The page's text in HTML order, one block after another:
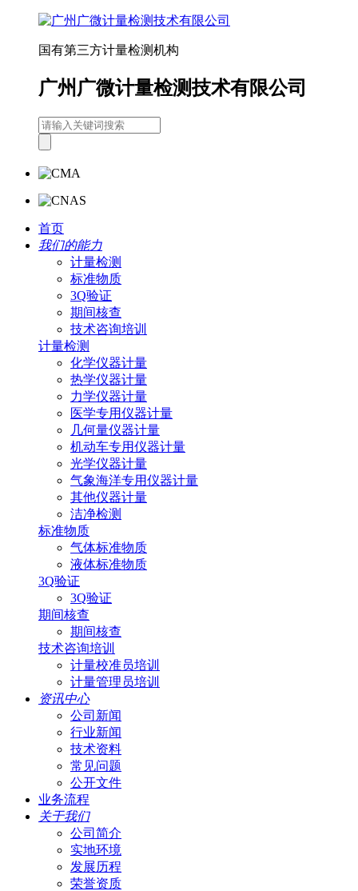
国有第三方计量检测机构
广州广微计量检测技术有限公司
首页
我们的能力
计量检测
标准物质
3Q验证
期间核查
技术咨询培训
计量检测
化学仪器计量
热学仪器计量
力学仪器计量
医学专用仪器计量
几何量仪器计量
机动车专用仪器计量
光学仪器计量
气象海洋专用仪器计量
其他仪器计量
洁净检测
标准物质
气体标准物质
液体标准物质
3Q验证
3Q验证
期间核查
期间核查
技术咨询培训
计量校准员培训
计量管理员培训
资讯中心
公司新闻
行业新闻
技术资料
常见问题
公开文件
业务流程
关于我们
公司简介
实地环境
发展历程
荣誉资质